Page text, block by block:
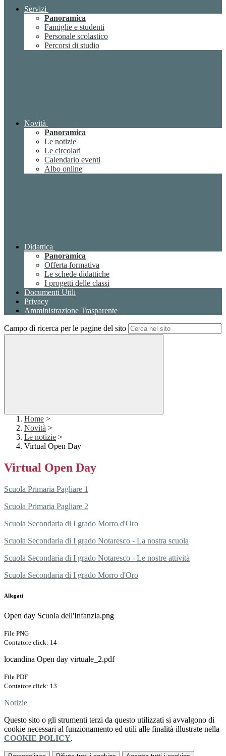
Servizi
Panoramica
Famiglie e studenti
Personale scolastico
Percorsi di studio
Novità
Panoramica
Le notizie
Le circolari
Calendario eventi
Albo online
Didattica
Panoramica
Offerta formativa
Le schede didattiche
I progetti delle classi
Documenti Utili
Privacy
Amministrazione Trasparente
Campo di ricerca per le pagine del sito
Home >
Novità >
Le notizie >
Virtual Open Day
Virtual Open Day
Scuola Primaria Pagliare 1
Scuola Primaria Pagliare 2
Scuola Secondaria di I grado Morro d'Oro
Scuola Secondaria di I grado Notaresco - La nostra scuola
Scuola Secondaria di I grado Notaresco - Le nostre attività
Scuola Secondaria di I grado Morro d'Oro
Allegati
Open day Scuola dell'Infanzia.png
File PNG
Contatore click: 14
locandina Open day virtuale_2.pdf
File PDF
Contatore click: 13
Notizie
Questo sito o gli strumenti terzi da questo utilizzati si avvalgono di
cookie necessari al funzionamento ed utili alle finalità illustrate nella
COOKIE POLICY.